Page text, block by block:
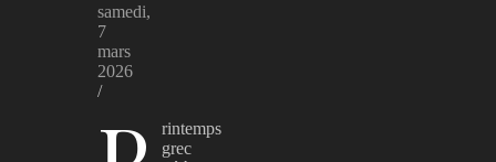
samedi,
7
mars
2026
/
rintemps
grec